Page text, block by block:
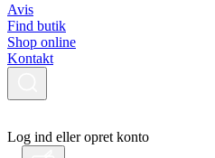
Avis
Find butik
Shop online
Kontakt
Log ind eller opret konto